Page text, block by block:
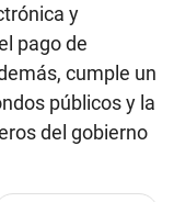
y
pago de
cumple un
públicos y la
del gobierno